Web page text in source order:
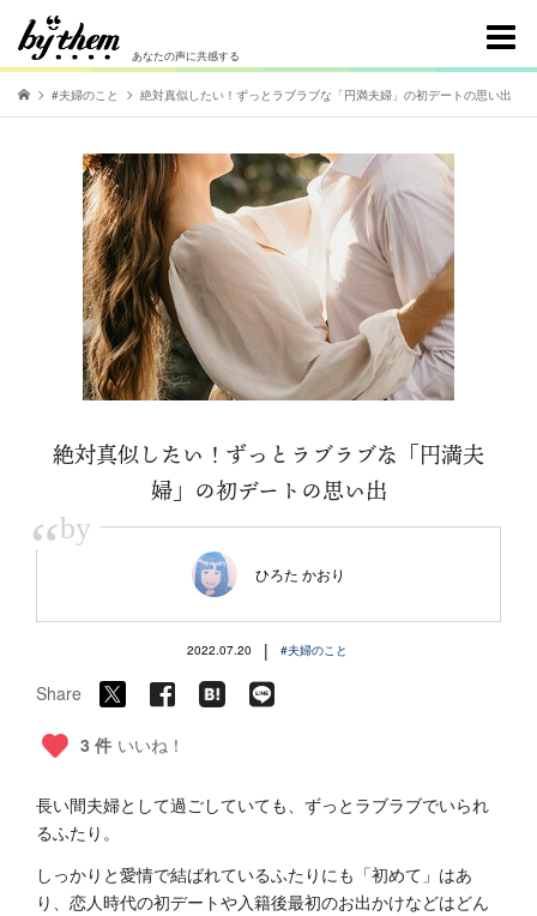
あなたの声に共感する
#夫婦のこと 絶対真似したい！ずっとラブラブな「円満夫婦」の初デートの思い出
絶対真似したい！ずっとラブラブな「円満夫
婦」の初デートの思い出
“by
ひろた かおり
2022.07.20 | #夫婦のこと
Share
3 件 いいね！
長い間夫婦として過ごしていても、ずっとラブラブでいられ
るふたり。
しっかりと愛情で結ばれているふたりにも「初めて」はあ
り、恋人時代の初デートや入籍後最初のお出かけなどはどん